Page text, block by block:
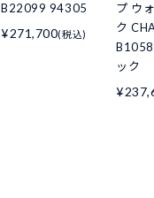
B22099 94305
¥271,700(税込)
プ ウ
ク
ック